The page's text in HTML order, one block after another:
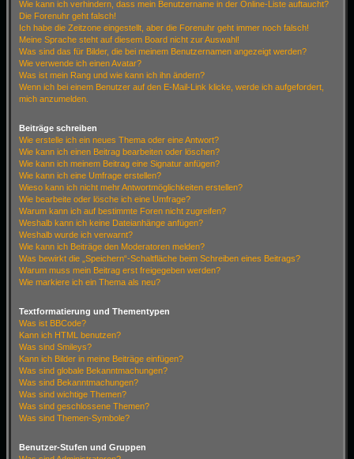
Wie kann ich verhindern, dass mein Benutzername in der Online-Liste auftaucht?
Die Forenuhr geht falsch!
Ich habe die Zeitzone eingestellt, aber die Forenuhr geht immer noch falsch!
Meine Sprache steht auf diesem Board nicht zur Auswahl!
Was sind das für Bilder, die bei meinem Benutzernamen angezeigt werden?
Wie verwende ich einen Avatar?
Was ist mein Rang und wie kann ich ihn ändern?
Wenn ich bei einem Benutzer auf den E-Mail-Link klicke, werde ich aufgefordert,
mich anzumelden.
Beiträge schreiben
Wie erstelle ich ein neues Thema oder eine Antwort?
Wie kann ich einen Beitrag bearbeiten oder löschen?
Wie kann ich meinem Beitrag eine Signatur anfügen?
Wie kann ich eine Umfrage erstellen?
Wieso kann ich nicht mehr Antwortmöglichkeiten erstellen?
Wie bearbeite oder lösche ich eine Umfrage?
Warum kann ich auf bestimmte Foren nicht zugreifen?
Weshalb kann ich keine Dateianhänge anfügen?
Weshalb wurde ich verwarnt?
Wie kann ich Beiträge den Moderatoren melden?
Was bewirkt die „Speichern“-Schaltfläche beim Schreiben eines Beitrags?
Warum muss mein Beitrag erst freigegeben werden?
Wie markiere ich ein Thema als neu?
Textformatierung und Thementypen
Was ist BBCode?
Kann ich HTML benutzen?
Was sind Smileys?
Kann ich Bilder in meine Beiträge einfügen?
Was sind globale Bekanntmachungen?
Was sind Bekanntmachungen?
Was sind wichtige Themen?
Was sind geschlossene Themen?
Was sind Themen-Symbole?
Benutzer-Stufen und Gruppen